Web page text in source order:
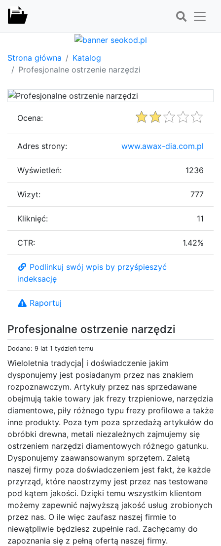
Strona główna
Katalog
Profesjonalne ostrzenie narzędzi
Profesjonalne ostrzenie narzędzi
Dodano: 9 lat 1 tydzień temu
Wieloletnia tradycja| i doświadczenie jakim
dysponujemy jest posiadanym przez nas znakiem
rozpoznawczym. Artykuły przez nas sprzedawane
obejmują takie towary jak frezy trzpieniowe, narzędzia
diamentowe, piły różnego typu frezy profilowe a także
inne produkty. Poza tym poza sprzedażą artykułów do
obróbki drewna, metali niezależnych zajmujemy się
ostrzeniem narzędzi diamentowych różnego gatunku.
Dysponujemy zaawansowanym sprzętem. Zaletą
naszej firmy poza doświadczeniem jest fakt, że każde
przyrząd, które naostrzymy jest przez nas testowane
pod kątem jakości. Dzięki temu wszystkim klientom
możemy zapewnić najwyższą jakość usług zrobionych
przez nas. O ile więc zaufasz naszej firmie to
niewątpliwie będziesz zupełnie rad. Zachęcamy do
zapoznania się z pełną ofertą naszej firmy.
Ocena:
Adres strony: www.awax-dia.com.pl
Wyświetleń: 1236
Wizyt: 777
Kliknięć: 11
CTR: 1.42%
Podlinkuj swój wpis by przyśpieszyć
indeksację
Raportuj